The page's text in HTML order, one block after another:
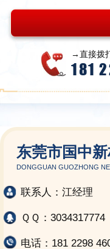
→直接拨
181
东莞市国中
DONGGUAN GUOZHONG
联系人：江经理
ＱＱ：3034317774
电话：181 2298